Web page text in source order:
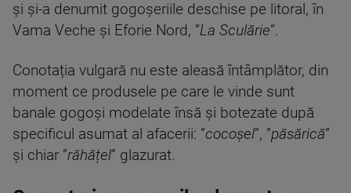
și și-a denumit gogoșeriile deschise pe litoral, în
Vama Veche și Eforie Nord, ”La Sculărie”.
Conotația vulgară nu este aleasă întâmplător, din
moment ce produsele pe care le vinde sunt
banale gogoși modelate însă și botezate după
specificul asumat al afacerii: ”cocoșel”, ”păsărică”
și chiar ”răhățel” glazurat.